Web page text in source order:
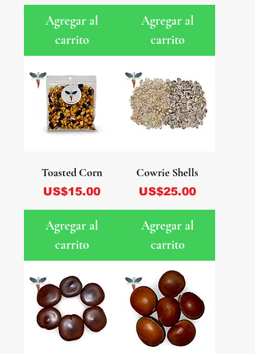
Agregar al
carrito
Agregar al
carrito
Toasted Corn
Precio
US$15.00
Agregar al
carrito
Cowrie Shells
Precio
US$25.00
Agregar al
carrito